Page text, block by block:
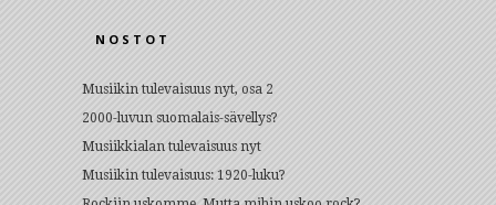
NOSTOT
Musiikin tulevaisuus nyt, osa 2
2000-luvun suomalais-sävellys?
Musiikkialan tulevaisuus nyt
Musiikin tulevaisuus: 1920-luku?